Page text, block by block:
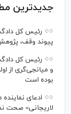
جدیدترین
رئیس کل
پیوند وقف،
رئیس کل
و میانجی‌گری از
بوده است
ادعای
لاریجانی» صحت